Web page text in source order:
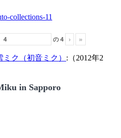
の4 › »
ク（初音ミク） :（2012年2
in Sapporo